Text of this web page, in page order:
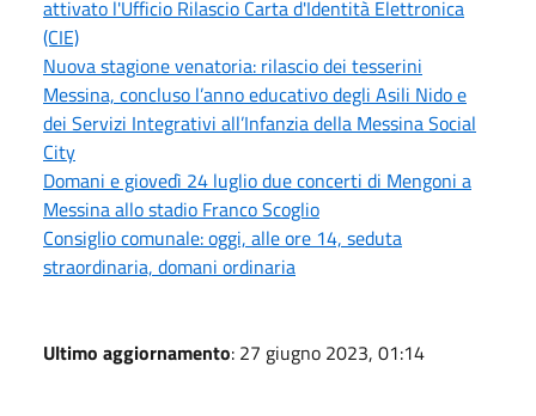
attivato l'Ufficio Rilascio Carta d'Identità Elettronica
(CIE)
Nuova stagione venatoria: rilascio dei tesserini
Messina, concluso l’anno educativo degli Asili Nido e
dei Servizi Integrativi all’Infanzia della Messina Social
City
Domani e giovedì 24 luglio due concerti di Mengoni a
Messina allo stadio Franco Scoglio
Consiglio comunale: oggi, alle ore 14, seduta
straordinaria, domani ordinaria
Ultimo aggiornamento: 27 giugno 2023, 01:14